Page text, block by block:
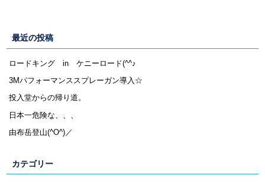
最近の投稿
ロードキング in ケニーロード(^^♪
3Mパフォーマンススプレーガン導入☆
投入堂からの帰り道。
日本一危険な、、、
由布岳登山(^O^)／
カテゴリー